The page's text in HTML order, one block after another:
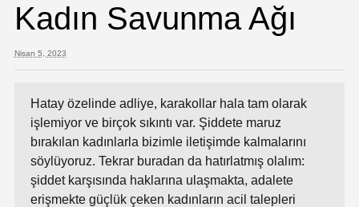
Kadın Savunma Ağı
Nisan 5, 2023
Hatay özelinde adliye, karakollar hala tam olarak
işlemiyor ve birçok sıkıntı var. Şiddete maruz
bırakılan kadınlarla bizimle iletişimde kalmalarını
söylüyoruz. Tekrar buradan da hatırlatmış olalım:
şiddet karşısında haklarına ulaşmakta, adalete
erişmekte güçlük çeken kadınların acil talepleri